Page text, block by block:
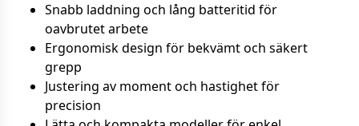
Snabb laddning och lång batteritid för
oavbrutet arbete
Ergonomisk design för bekvämt och säkert
grepp
Justering av moment och hastighet för
precision